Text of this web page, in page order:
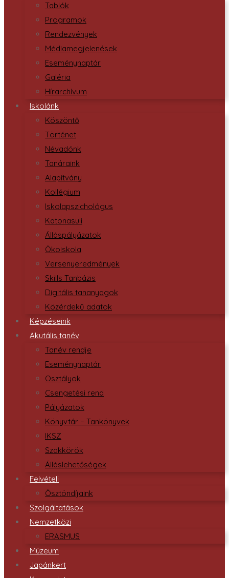
Tablók
Programok
Rendezvények
Médiamegjelenések
Eseménynaptár
Galéria
Hírarchívum
Iskolánk
Köszöntő
Történet
Névadónk
Tanáraink
Alapítvány
Kollégium
Iskolapszichológus
Katonasuli
Álláspályázatok
Ökoiskola
Versenyeredmények
Skills Tanbázis
Digitális tananyagok
Közérdekű adatok
Képzéseink
Akutális tanév
Tanév rendje
Eseménynaptár
Osztályok
Csengetési rend
Pályázatok
Könyvtár – Tankönyvek
IKSZ
Szakkörök
Álláslehetőségek
Felvételi
Ösztöndíjaink
Szolgáltatások
Nemzetközi
ERASMUS
Múzeum
Japánkert